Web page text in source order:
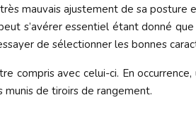
mauvais ajustement de sa
s’avérer essentiel étant donné
de sélectionner les bonnes
avec celui-ci. En
munis de tiroirs de rangement.